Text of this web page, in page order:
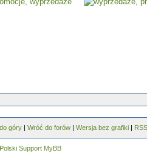
góry | Wróć do forów | Wersja bez grafiki | RSS
Polski Support MyBB